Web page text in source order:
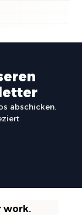
abschicken.
work.